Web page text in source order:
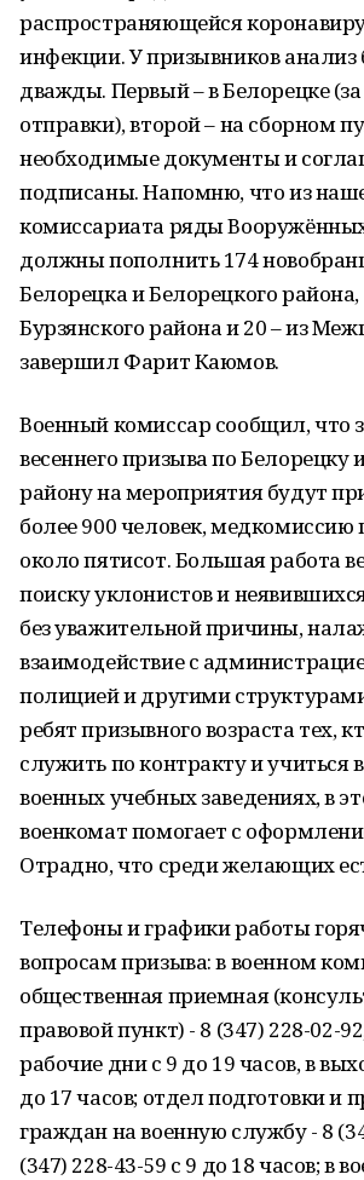
распространяющейся
инфекции. У призывников анализ
дважды. Первый – в Белорецке
отправки), второй – на сборном
необходимые документы и
подписаны. Напомню, что из
комиссариата ряды
должны пополнить 174
Белорецка и Белорецкого района,
Бурзянского района и 20 – из
завершил Фарит Каюмов.
Военный комиссар сообщил, что
весеннего призыва по Белорецку
району на мероприятия будут
более 900 человек,
около пятисот. Большая работа
поиску уклонистов и
без уважительной причины,
взаимодействие с
полицией и другими
ребят призывного возраста тех,
служить по контракту и учиться
военных учебных заведениях, в
военкомат помогает с
Отрадно, что среди желающих
Телефоны и графики работы
вопросам призыва: в военном
общественная приемная
правовой пункт) - 8 (347) 228-02-
рабочие дни с 9 до 19 часов, в
до 17 часов; отдел подготовки и
граждан на военную службу - 8
(347) 228-43-59 с 9 до 18 часов; в